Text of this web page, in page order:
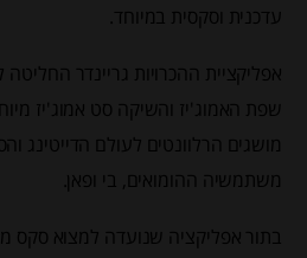
עדכנית וסקסית במיוחד.
אפליקציית ההכרויות גריינדר
שפת האמוג'יז והשיקה סט אמוג'יז
מושגים הרלוונטים לעולם הדייטינג
משתמשיה ההומואים, בי ופאן.
בתור אפליקציה שנועדה למצוא סקס